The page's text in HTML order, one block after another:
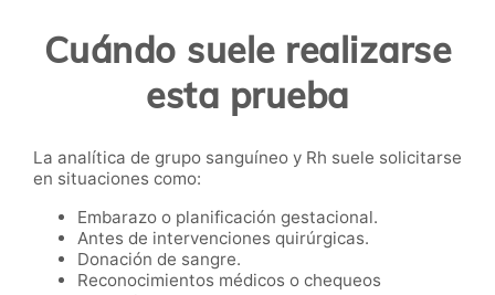
Cuándo suele realizarse
esta prueba
La analítica de grupo sanguíneo y Rh suele solicitarse
en situaciones como:
Embarazo o planificación gestacional.
Antes de intervenciones quirúrgicas.
Donación de sangre.
Reconocimientos médicos o chequeos